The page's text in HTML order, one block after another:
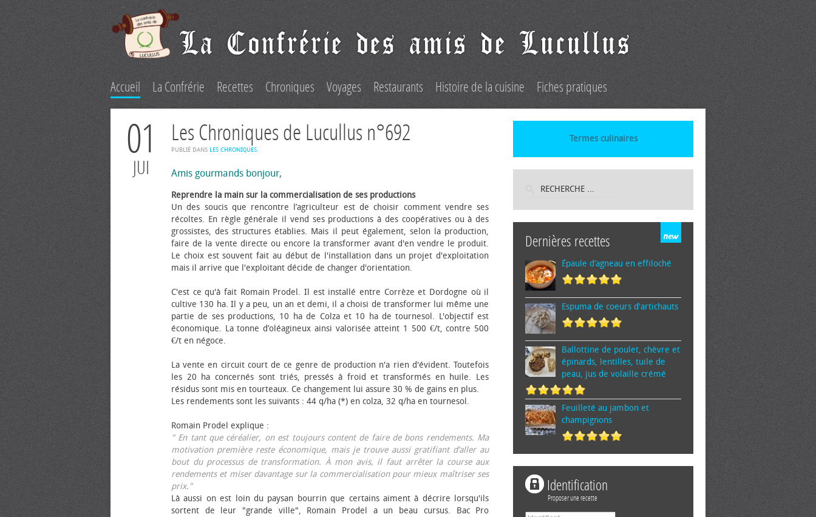
Accueil La Confrérie Recettes Chroniques Voyages Restaurants Histoire de la cuisine Fiches pratiques
01
JUI
Les Chroniques de Lucullus n°692
PUBLIÉ DANS LES CHRONIQUES.
Amis gourmands bonjour,
Reprendre la main sur la commercialisation de ses productions
Un des soucis que rencontre l’agriculteur est de choisir comment vendre ses
récoltes. En règle générale il vend ses productions à des coopératives ou à des
grossistes, des structures établies. Mais il peut également, selon la production,
faire de la vente directe ou encore la transformer avant d'en vendre le produit.
Le choix est souvent fait au début de l'installation dans un projet d'exploitation
mais il arrive que l'exploitant décide de changer d'orientation.
C'est ce qu'à fait Romain Prodel. Il est installé entre Corrèze et Dordogne où il
cultive 130 ha. Il y a peu, un an et demi, il a choisi de transformer lui même une
partie de ses productions, 10 ha de Colza et 10 ha de tournesol. L'objectif est
économique. La tonne d’oléagineux ainsi valorisée atteint 1 500 €/t, contre 500
€/t en négoce.
La vente en circuit court de ce genre de production n'a rien d'évident. Toutefois
les 20 ha concernés sont triés, pressés à froid et transformés en huile. Les
résidus sont mis en tourteaux. Ce changement lui assure 30 % de gains en plus.
Les rendements sont les suivants : 44 q/ha (*) en colza, 32 q/ha en tournesol.
Romain Prodel explique :
" En tant que céréalier, on est toujours content de faire de bons rendements. Ma
motivation première reste économique, mais je trouve aussi gratifiant d’aller au
bout du processus de transformation. À mon avis, il faut arrêter la course aux
rendements et miser davantage sur la commercialisation pour mieux maîtriser ses
prix."
Là aussi on est loin du paysan bourrin que certains aiment à décrire lorsqu'ils
sortent de leur "grande ville", Romain Prodel a un beau cursus. Bac Pro
Termes culinaires
Dernières recettes
Épaule d’agneau en effiloché
Espuma de cœurs d'artichauts
Ballottine de poulet, chèvre et
épinards, lentilles, tuile de
peau, jus de volaille crémé
Feuilleté au jambon et
champignons
Identification
Proposer une recette